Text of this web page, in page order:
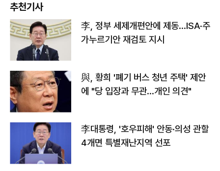
추천기사
李, 정부 세제개편안에 제동…ISA·주
가누르기안 재검토 지시
與, 황희 '폐기 버스 청년 주택' 제안
에 "당 입장과 무관…개인 의견"
李대통령, '호우피해' 안동·의성 관할
4개면 특별재난지역 선포